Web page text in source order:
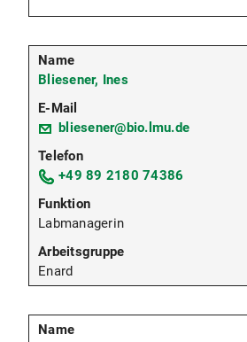
Bliesener, Ines
bliesener@bio.lmu.de
+49 89 2180 74386
Labmanagerin
Enard